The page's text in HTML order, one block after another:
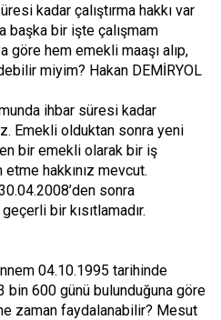
kadar çalıştırma hakkı var
başka bir işte çalışmam
göre hem emekli maaşı alıp,
miyim? Hakan DEMİRYOL
ihbar süresi kadar
Emekli olduktan sonra yeni
bir emekli olarak bir iş
hakkınız mevcut.
sonra
bir kısıtlamadır.
04.10.1995 tarihinde
bin 600 günü bulunduğuna göre
zaman faydalanabilir? Mesut